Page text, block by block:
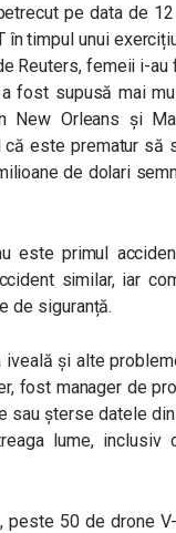
pe data de
în timpul unui
Reuters, femeii i-
fost supusă mai
New Orleans și
este prematur să
de dolari
este primul
similar, iar
de siguranță.
și alte
fost manager de
șterse datele din
lume, inclusiv
peste 50 de drone